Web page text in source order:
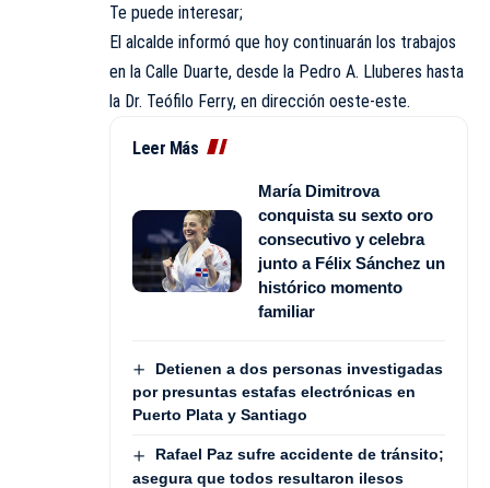
Te puede interesar;
El alcalde informó que hoy continuarán los trabajos
en la Calle Duarte, desde la Pedro A. Lluberes hasta
la Dr. Teófilo Ferry, en dirección oeste-este.
Leer Más
María Dimitrova
conquista su sexto oro
consecutivo y celebra
junto a Félix Sánchez un
histórico momento
familiar
Detienen a dos personas investigadas
por presuntas estafas electrónicas en
Puerto Plata y Santiago
Rafael Paz sufre accidente de tránsito;
asegura que todos resultaron ilesos